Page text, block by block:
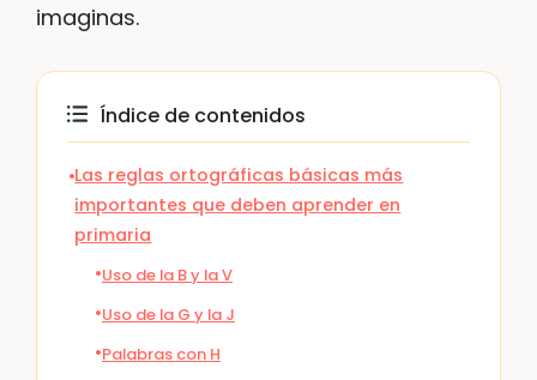
imaginas.
Índice de contenidos
Las reglas ortográficas básicas más
importantes que deben aprender en
primaria
Uso de la B y la V
Uso de la G y la J
Palabras con H